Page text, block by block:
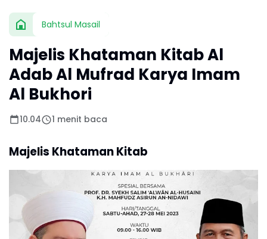
Bahtsul Masail
Majelis Khataman Kitab Al
Adab Al Mufrad Karya Imam
Al Bukhori
10.04 1 menit baca
Majelis Khataman Kitab